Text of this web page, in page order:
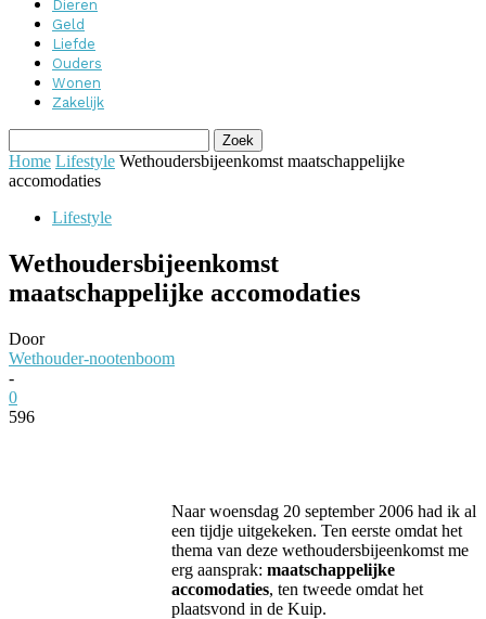
Dieren
Geld
Liefde
Ouders
Wonen
Zakelijk
Home Lifestyle Wethoudersbijeenkomst maatschappelijke
accomodaties
Lifestyle
Wethoudersbijeenkomst
maatschappelijke accomodaties
Door
Wethouder-nootenboom
-
0
596
Naar woensdag 20 september 2006 had ik al
een tijdje uitgekeken. Ten eerste omdat het
thema van deze wethoudersbijeenkomst me
erg aansprak: maatschappelijke
accomodaties, ten tweede omdat het
plaatsvond in de Kuip.